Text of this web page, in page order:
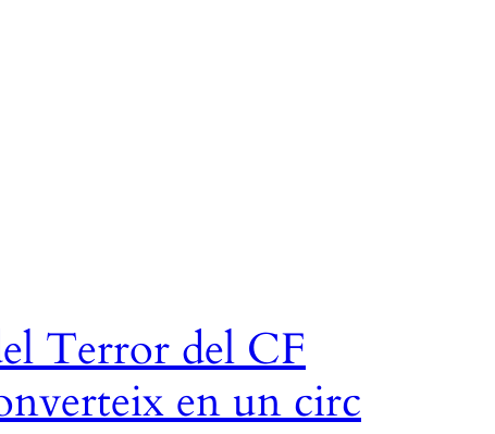
Terror del CF
en un circ